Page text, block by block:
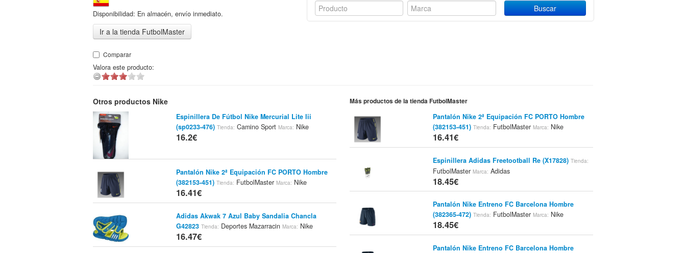
Disponibilidad: En almacén, envío inmediato.
Ir a la tienda FutbolMaster
Comparar
Valora este producto:
Otros productos Nike
Espinillera De Fútbol Nike Mercurial Lite Iii
(sp0233-476) Tienda: Camino SportMarca: Nike
16.2€
Pantalón Nike 2ª Equipación FC PORTO Hombre
(382153-451) Tienda: FutbolMasterMarca: Nike
16.41€
Adidas Akwak 7 Azul Baby Sandalia Chancla
G42823 Tienda: Deportes MazarracinMarca: Nike
16.47€
Más productos de la tienda FutbolMaster
Pantalón Nike 2ª Equipación FC PORTO Hombre
(382153-451) Tienda: FutbolMaster Marca: Nike
16.41€
Espinillera Adidas Freetootball Re (X17828) Tienda:
FutbolMaster Marca: Adidas
18.45€
Pantalón Nike Entreno FC Barcelona Hombre
(382365-472) Tienda: FutbolMaster Marca: Nike
18.45€
Pantalón Nike Entreno FC Barcelona Hombre